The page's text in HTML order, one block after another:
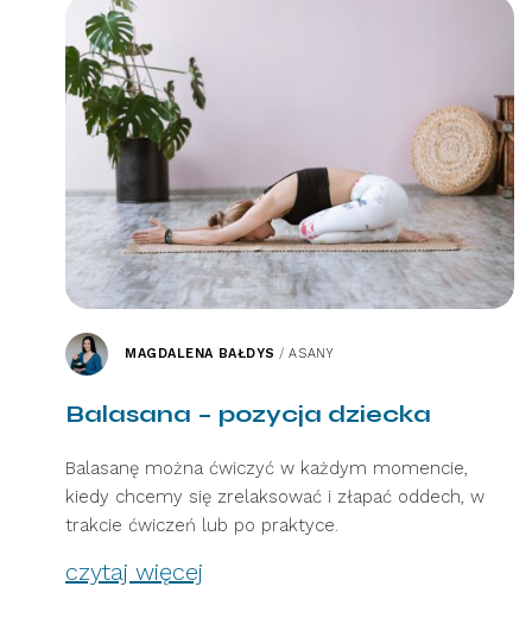
MAGDALENA BAŁDYS /ASANY
Balasana – pozycja dziecka
Balasanę można ćwiczyć w każdym momencie,
kiedy chcemy się zrelaksować i złapać oddech, w
trakcie ćwiczeń lub po praktyce.
czytaj więcej